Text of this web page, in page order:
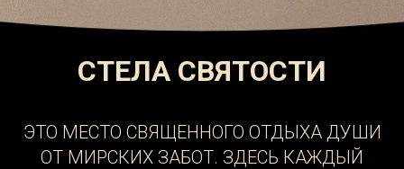
СТЕЛА СВЯТОСТИ
ЭТО МЕСТО СВЯЩЕННОГО ОТДЫХА ДУШИ
ОТ МИРСКИХ ЗАБОТ. ЗДЕСЬ КАЖДЫЙ